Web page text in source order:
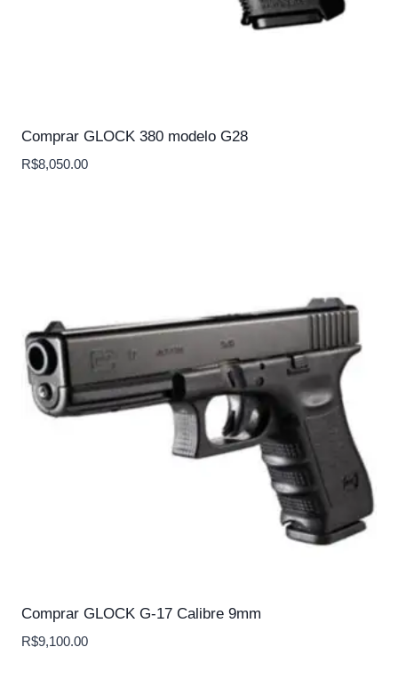
Comprar GLOCK 380 modelo G28
R$8,050.00
Comprar GLOCK G-17 Calibre 9mm
R$9,100.00